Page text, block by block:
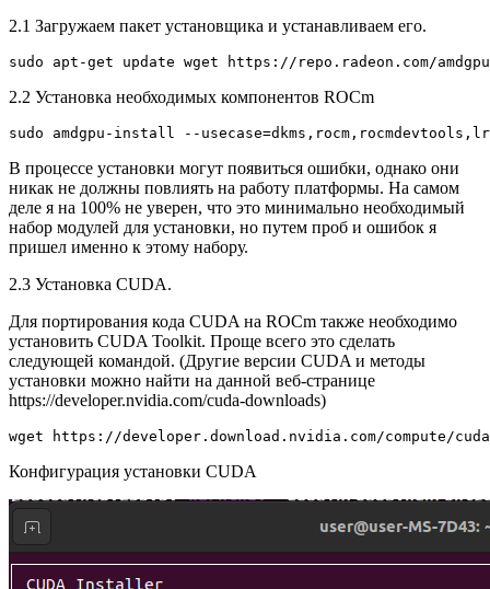
2.1 Загружаем пакет установщика и устанавливаем его.
sudo apt-get update wget https://repo.radeon.com/
2.2 Установка необходимых компонентов ROCm
sudo amdgpu-install --
В процессе установки могут появиться ошибки, однако они
никак не должны повлиять на работу платформы. На самом
деле я на 100% не уверен, что это минимально необходимый
набор модулей для установки, но путем проб и ошибок я
пришел именно к этому набору.
2.3 Установка CUDA.
Для портирования кода CUDA на ROCm также необходимо
установить CUDA Toolkit. Проще всего это сделать
следующей командой. (Другие версии CUDA и методы
установки можно найти на данной веб-странице
https://developer.nvidia.com/cuda-downloads)
wget https://developer.download.nvidia.com/compute/
Конфигурация установки CUDA